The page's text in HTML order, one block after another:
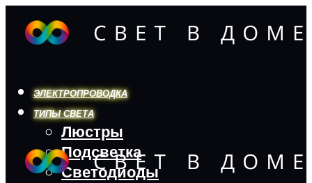
ЭЛЕКТРОПРОВОДКА
ТИПЫ СВЕТА
Люстры
Подсветка
Светодиоды